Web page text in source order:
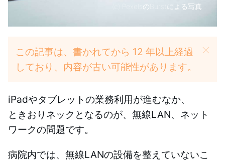
PexelsのBurstによる写真
この記事は、書かれてから 12 年以上経過
しており、内容が古い可能性があります。
iPadやタブレットの業務利用が進むなか、
ときおりネックとなるのが、無線LAN、ネット
ワークの問題です。
病院内では、無線LANの設備を整えていないこ